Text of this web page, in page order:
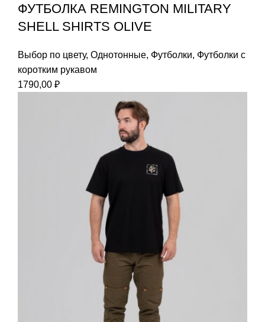
ФУТБОЛКА REMINGTON МILITARY
SHELL SHIRTS OLIVE
Выбор по цвету, Однотонные, Футболки, Футболки с
коротким рукавом
1790,00 ₽